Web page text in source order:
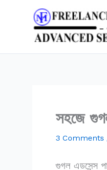
সহজে
3 Comments
গুগল এডসেন্স